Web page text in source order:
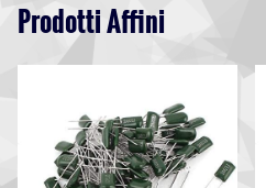
Prodotti Affini